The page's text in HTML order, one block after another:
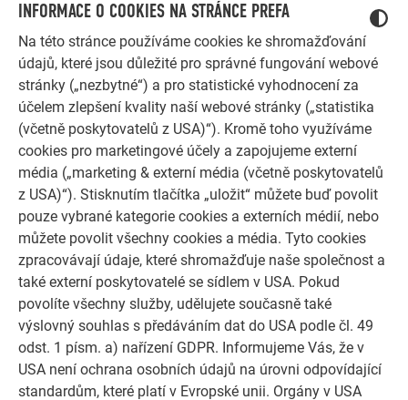
INFORMACE O COOKIES NA STRÁNCE PREFA
Na této stránce používáme cookies ke shromažďování
údajů, které jsou důležité pro správné fungování webové
stránky („nezbytné“) a pro statistické vyhodnocení za
účelem zlepšení kvality naší webové stránky („statistika
(včetně poskytovatelů z USA)“). Kromě toho využíváme
cookies pro marketingové účely a zapojujeme externí
média („marketing & externí média (včetně poskytovatelů
z USA)“). Stisknutím tlačítka „uložit“ můžete buď povolit
pouze vybrané kategorie cookies a externích médií, nebo
můžete povolit všechny cookies a média. Tyto cookies
zpracovávají údaje, které shromažďuje naše společnost a
také externí poskytovatelé se sídlem v USA. Pokud
povolíte všechny služby, udělujete současně také
výslovný souhlas s předáváním dat do USA podle čl. 49
odst. 1 písm. a) nařízení GDPR. Informujeme Vás, že v
USA není ochrana osobních údajů na úrovni odpovídající
standardům, které platí v Evropské unii. Orgány v USA
NECHTE SE INSPIROVAT
DALŠÍ OBJEKTY
Referenční galerie PREFA ukazuje, jak všestranné může
být využití hliníku. Objevte další působivé projekty s
odolnými hliníkovými řešeními PREFA pro střechy,
solární systémy a fasády.
PROHLÉDNĚTE SI VÍCE REFERENCÍ